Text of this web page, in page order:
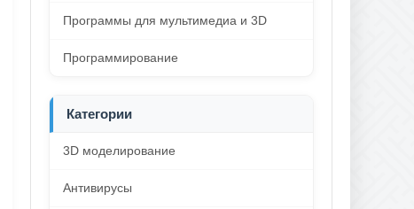
Программы для мультимедиа и 3D
Программирование
Категории
3D моделирование
Антивирусы